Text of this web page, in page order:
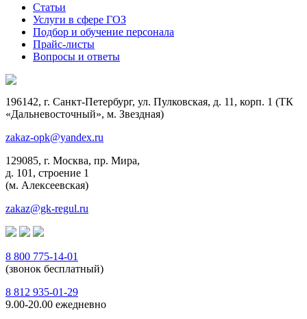
Статьи
Услуги в сфере ГОЗ
Подбор и обучение персонала
Прайс-листы
Вопросы и ответы
196142, г. Санкт-Петербург, ул. Пулковская, д. 11, корп. 1 (ТК
«Дальневосточный», м. Звездная)
zakaz-opk@yandex.ru
129085, г. Москва, пр. Мира,
д. 101, строение 1
(м. Алексеевская)
zakaz@gk-regul.ru
8 800 775-14-01
(звонок бесплатный)
8 812 935-01-29
9.00-20.00 ежедневно